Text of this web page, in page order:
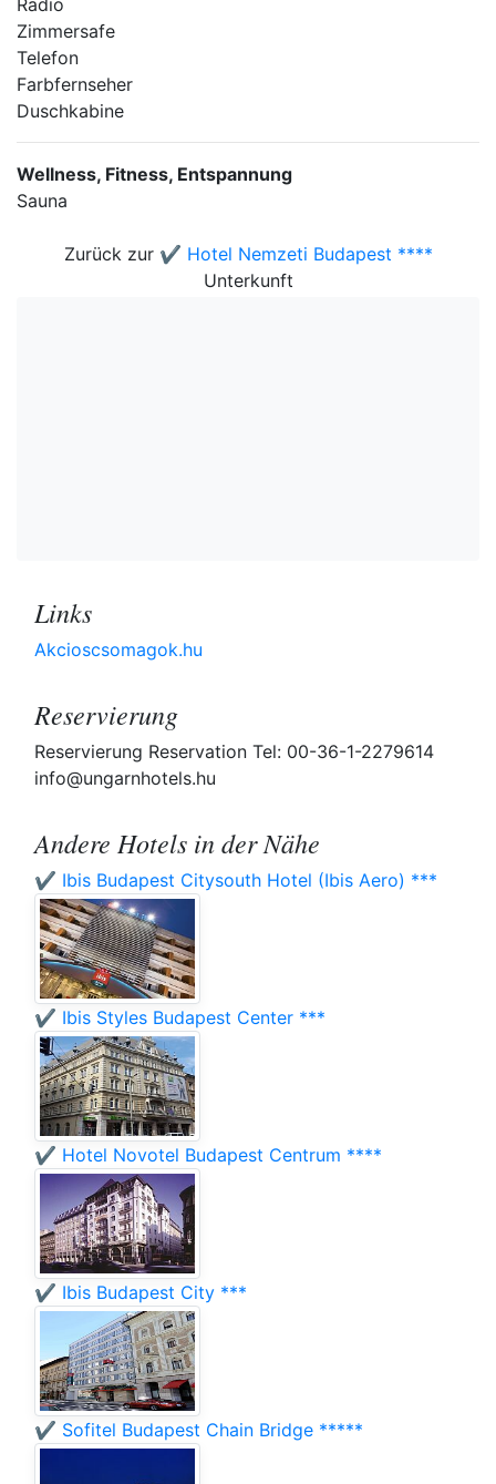
Radio
Zimmersafe
Telefon
Farbfernseher
Duschkabine
Wellness, Fitness, Entspannung
Sauna
Zurück zur ✔️ Hotel Nemzeti Budapest ****
Unterkunft
Links
Akcioscsomagok.hu
Reservierung
Reservierung Reservation Tel: 00-36-1-2279614
info@ungarnhotels.hu
Andere Hotels in der Nähe
✔️ Ibis Budapest Citysouth Hotel (Ibis Aero) ***
✔️ Ibis Styles Budapest Center ***
✔️ Hotel Novotel Budapest Centrum ****
✔️ Ibis Budapest City ***
✔️ Sofitel Budapest Chain Bridge *****